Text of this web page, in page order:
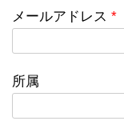
メールアドレス *
所属